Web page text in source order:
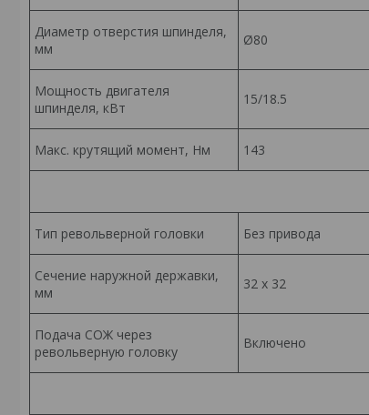
Диаметр отверстия шпинделя,
мм
Ø80
Мощность двигателя
шпинделя, кВт
15/18.5
Макс. крутящий момент, Нм 143
Тип револьверной головки Без привода
Сечение наружной державки,
мм
32 x 32
Подача СОЖ через
револьверную головку
Включено